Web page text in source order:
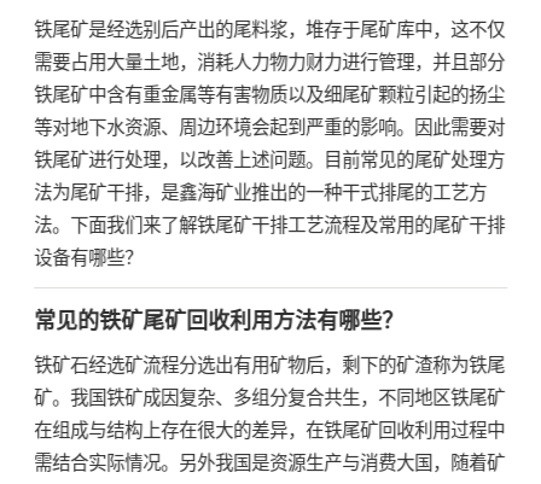
铁尾矿是经选别后产出的尾料浆，堆存于尾矿库中，这不仅
需要占用大量土地，消耗人力物力财力进行管理，并且部分
铁尾矿中含有重金属等有害物质以及细尾矿颗粒引起的扬尘
等对地下水资源、周边环境会起到严重的影响。因此需要对
铁尾矿进行处理，以改善上述问题。目前常见的尾矿处理方
法为尾矿干排，是鑫海矿业推出的一种干式排尾的工艺方
法。下面我们来了解铁尾矿干排工艺流程及常用的尾矿干排
设备有哪些？
常见的铁矿尾矿回收利用方法有哪些？
铁矿石经选矿流程分选出有用矿物后，剩下的矿渣称为铁尾
矿。我国铁矿成因复杂、多组分复合共生，不同地区铁尾矿
在组成与结构上存在很大的差异，在铁尾矿回收利用过程中
需结合实际情况。另外我国是资源生产与消费大国，随着矿